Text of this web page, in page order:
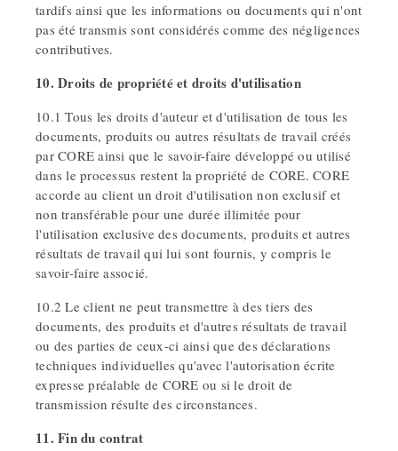
tardifs ainsi que les informations ou documents qui n'ont
pas été transmis sont considérés comme des négligences
contributives.
10. Droits de propriété et droits d'utilisation
10.1 Tous les droits d'auteur et d'utilisation de tous les
documents, produits ou autres résultats de travail créés
par CORE ainsi que le savoir-faire développé ou utilisé
dans le processus restent la propriété de CORE. CORE
accorde au client un droit d'utilisation non exclusif et
non transférable pour une durée illimitée pour
l'utilisation exclusive des documents, produits et autres
résultats de travail qui lui sont fournis, y compris le
savoir-faire associé.
10.2 Le client ne peut transmettre à des tiers des
documents, des produits et d'autres résultats de travail
ou des parties de ceux-ci ainsi que des déclarations
techniques individuelles qu'avec l'autorisation écrite
expresse préalable de CORE ou si le droit de
transmission résulte des circonstances.
11. Fin du contrat